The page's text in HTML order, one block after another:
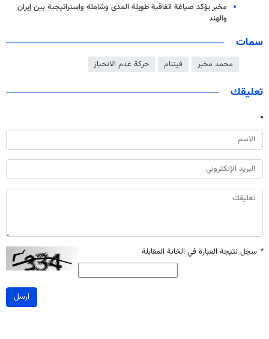
مخبر يؤكد صياغة اتفاقية طويلة المدى وشاملة واستراتيجية بين إيران
والهند
سمات
محمد مخبر فيتنام حركة عدم الانحياز
تعليقك
* سجل نتيجة العبارة في الخانة المقابلة
ارسل